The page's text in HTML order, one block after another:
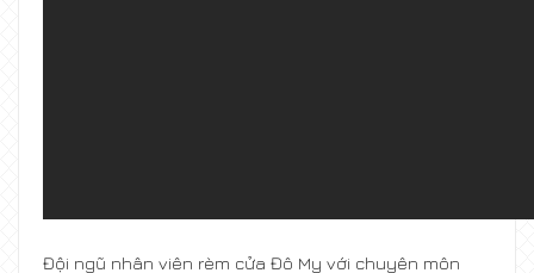
Đội ngũ nhân viên rèm cửa Đô My với chuyên môn